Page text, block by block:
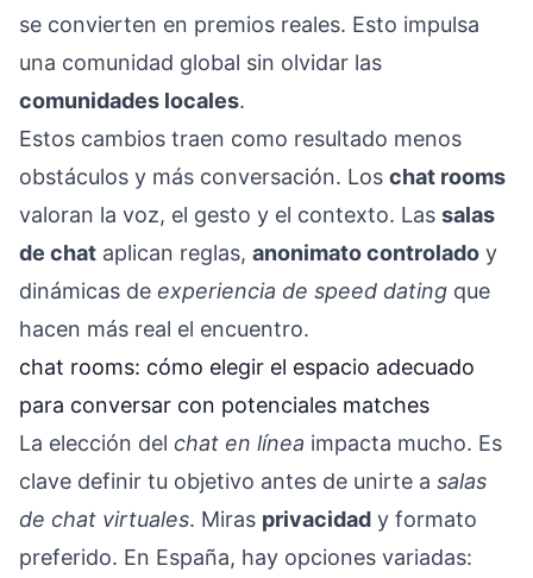
se convierten en premios reales. Esto impulsa
una comunidad global sin olvidar las
comunidades locales.
Estos cambios traen como resultado menos
obstáculos y más conversación. Los chat rooms
valoran la voz, el gesto y el contexto. Las salas
de chat aplican reglas, anonimato controlado y
dinámicas de experiencia de speed dating que
hacen más real el encuentro.
chat rooms: cómo elegir el espacio adecuado
para conversar con potenciales matches
La elección del chat en línea impacta mucho. Es
clave definir tu objetivo antes de unirte a salas
de chat virtuales. Miras privacidad y formato
preferido. En España, hay opciones variadas: